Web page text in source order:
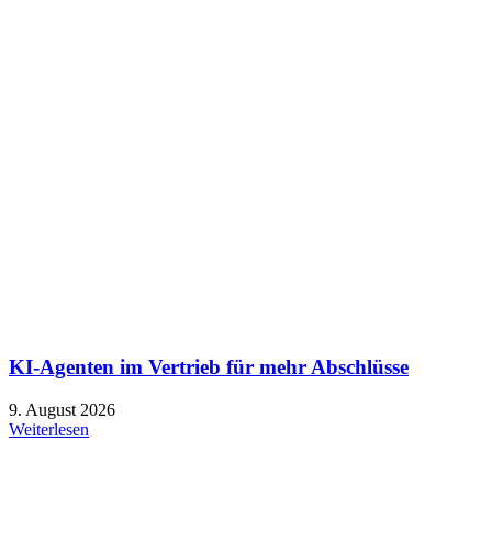
KI-Agenten im Vertrieb für mehr Abschlüsse
9. August 2026
Weiterlesen